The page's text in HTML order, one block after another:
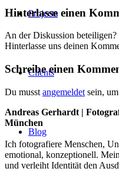
Projects
Clients
Blog
Hinterlasse einen
An der Diskussion beteiligen?
Hinterlasse uns deinen
Schreibe einen
Du musst angemeldet sein,
Andreas Gerhardt |
München
Ich fotografiere Menschen,
emotional, konzeptionell.
und verleiht Identität den